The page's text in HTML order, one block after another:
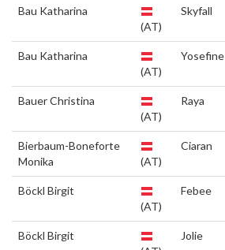
Bau Katharina
(AT)
Skyfall
Bau Katharina
(AT)
Yosefine
Bauer Christina
(AT)
Raya
Bierbaum-Boneforte
Monika
(AT)
Ciaran
Böckl Birgit
(AT)
Febee
Böckl Birgit
Jolie